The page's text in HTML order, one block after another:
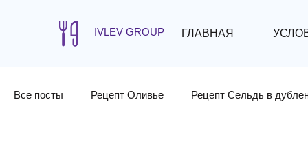
IVLEV GROUP ГЛАВНАЯ
Все посты Рецепт Оливье Рецепт Сельдь в